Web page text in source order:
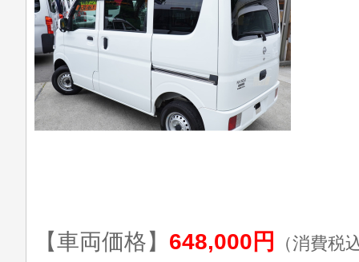
【車両価格】 648,000円 （消費税